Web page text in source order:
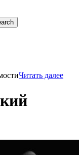
Читать далее